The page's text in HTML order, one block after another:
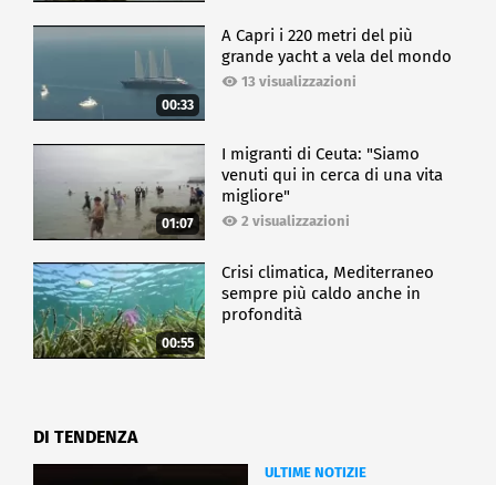
00:33
A Capri i 220 metri del più
grande yacht a vela del mondo
13 visualizzazioni
01:07
I migranti di Ceuta: "Siamo
venuti qui in cerca di una vita
migliore"
2 visualizzazioni
00:55
Crisi climatica, Mediterraneo
sempre più caldo anche in
profondità
DI TENDENZA
ULTIME NOTIZIE